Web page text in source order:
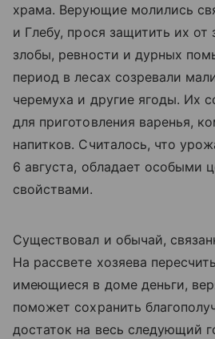
храма. Верующие молились
и Глебу, прося защитить их от
злобы, ревности и дурных
период в лесах созревали
черемуха и другие ягоды. Их
для приготовления варенья,
напитков. Считалось, что
6 августа, обладает особыми
свойствами.
Существовал и обычай,
На рассвете хозяева
имеющиеся в доме деньги,
поможет сохранить
достаток на весь следующий